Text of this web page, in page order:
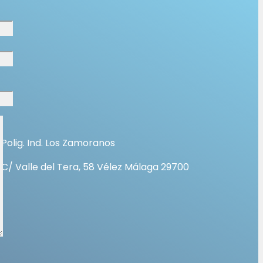
Polig. Ind. Los Zamoranos
C/ Valle del Tera, 58 Vélez Málaga 29700